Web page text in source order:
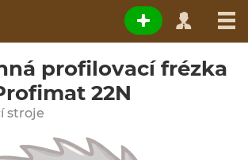
profilovací frézka
22N
stroje